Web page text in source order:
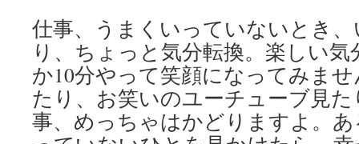
仕事、うまくいっていないとき
り、ちょっと気分転換。楽しい
か10分やって笑顔になってみま
たり、お笑いのユーチューブ見
事、めっちゃはかどりますよ。